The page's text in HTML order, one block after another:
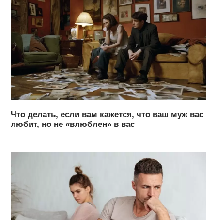
Что делать, если вам кажется, что ваш муж вас
любит, но не «влюблен» в вас